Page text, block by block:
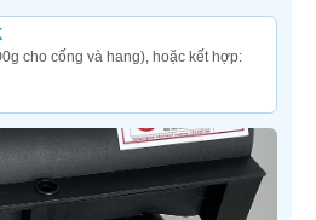
cho cống và hang), hoặc kết hợp: